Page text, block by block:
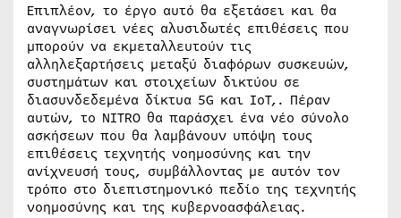
Επιπλέον, το έργο αυτό θα εξετάσει και θα
αναγνωρίσει νέες αλυσιδωτές επιθέσεις που
μπορούν να εκμεταλλευτούν τις
αλληλεξαρτήσεις μεταξύ διαφόρων συσκευών,
συστημάτων και στοιχείων δικτύου σε
διασυνδεδεμένα δίκτυα 5G και IoT,. Πέραν
αυτών, το NITRO θα παράσχει ένα νέο σύνολο
ασκήσεων που θα λαμβάνουν υπόψη τους
επιθέσεις τεχνητής νοημοσύνης και την
ανίχνευσή τους, συμβάλλοντας με αυτόν τον
τρόπο στο διεπιστημονικό πεδίο της τεχνητής
νοημοσύνης και της κυβερνοασφάλειας.